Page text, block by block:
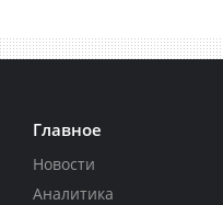
Главное
Новости
Аналитика